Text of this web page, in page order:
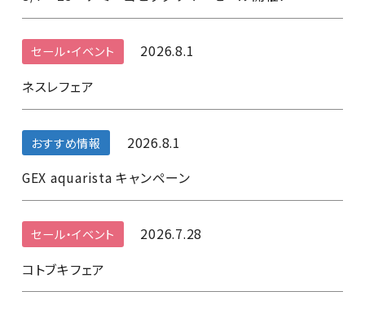
セール・イベント
2026.8.1
ネスレフェア
おすすめ情報
2026.8.1
GEX aquarista キャンペーン
セール・イベント
2026.7.28
コトブキフェア